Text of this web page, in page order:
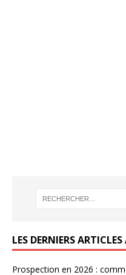
LES DERNIERS
Prospection en 2026 :